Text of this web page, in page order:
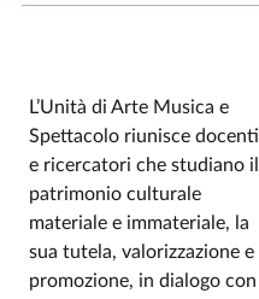
L’Unità di Arte Musica e
Spettacolo riunisce docenti
e ricercatori che studiano il
patrimonio culturale
materiale e immateriale, la
sua tutela, valorizzazione e
promozione, in dialogo con